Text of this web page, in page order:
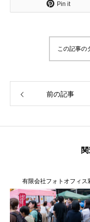
Pin it
この記事の
前の記事
有限会社フォトオフィス
人